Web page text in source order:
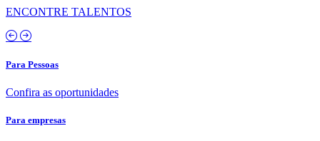
ENCONTRE TALENTOS
Banner
Próximo
Para Pessoas
Confira as oportunidades
Para empresas